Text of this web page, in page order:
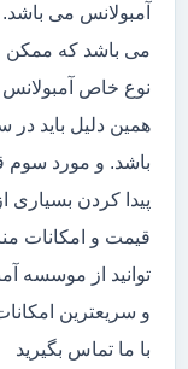
آمبولانس می
می باشد که ممکن
نوع خاص آمبولانس
همین دلیل باید در
باشد. و مورد سوم
پیدا کردن بسیاری
قیمت و امکانات
توانید از موسسه
و سریعترین
با ما تماس بگیرید